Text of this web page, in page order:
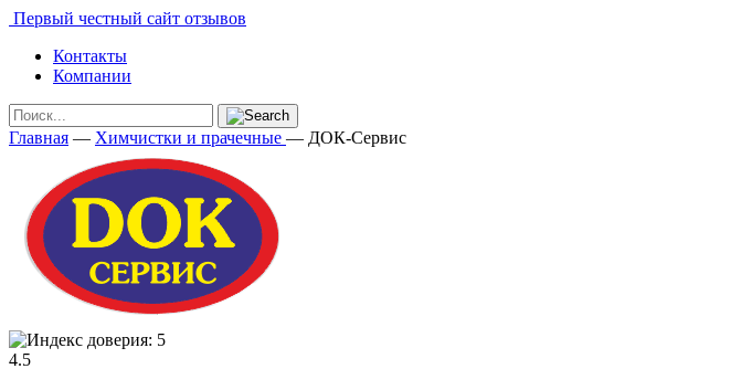
Первый честный сайт отзывов
Контакты
Компании
Главная — Химчистки и прачечные — ДОК-Сервис
4.5